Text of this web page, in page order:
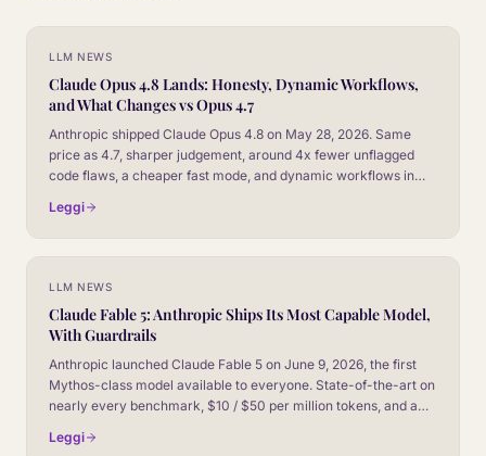
LLM NEWS
Claude Opus 4.8 Lands: Honesty, Dynamic Workflows,
and What Changes vs Opus 4.7
Anthropic shipped Claude Opus 4.8 on May 28, 2026. Same
price as 4.7, sharper judgement, around 4x fewer unflagged
code flaws, a cheaper fast mode, and dynamic workflows in
Leggi
LLM NEWS
Claude Fable 5: Anthropic Ships Its Most Capable Model,
With Guardrails
Anthropic launched Claude Fable 5 on June 9, 2026, the first
Mythos-class model available to everyone. State-of-the-art on
nearly every benchmark, $10 / $50 per million tokens, and a
topics. Here is the read for CX leaders.
Leggi